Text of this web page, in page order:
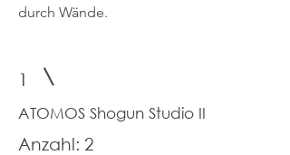
durch Wände.
1
ATOMOS Shogun Studio II
Anzahl: 2